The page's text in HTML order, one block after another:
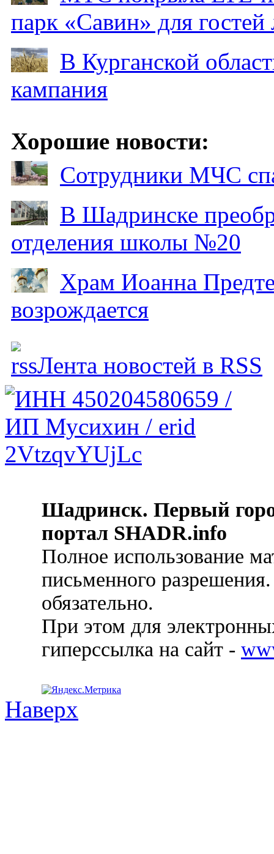
парк «Савин» для гостей
В Курганской
кампания
Хорошие новости:
Сотрудники МЧС
В Шадринске
отделения школы №20
Храм Иоанна
возрождается
Лента новостей в RSS
Шадринск. Первый
портал SHADR.info
Полное использование
письменного
обязательно.
При этом для
гиперссылка на сайт -
Наверх